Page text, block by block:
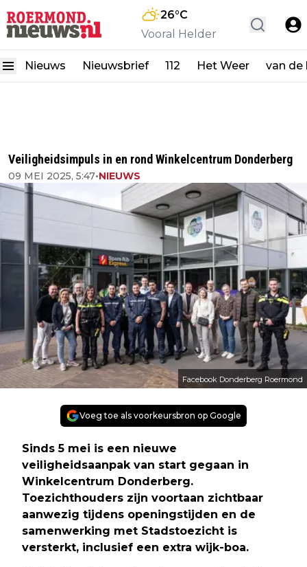
26°C
Vooral Helder
Nieuws Nieuwsbrief 112 Het Weer van de
Veiligheidsimpuls in en rond Winkelcentrum Donderberg
09 MEI 2025, 5:47•NIEUWS
Facebook Donderberg Roermond
Voeg toe als voorkeursbron op Google
Sinds 5 mei is een nieuwe
veiligheidsaanpak van start gegaan in
Winkelcentrum Donderberg.
Toezichthouders zijn voortaan zichtbaar
aanwezig tijdens openingstijden en de
samenwerking met Stadstoezicht is
versterkt, inclusief een extra wijk-boa.